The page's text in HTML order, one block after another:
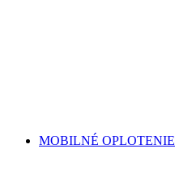
MOBILNÉ OPLOTENIE